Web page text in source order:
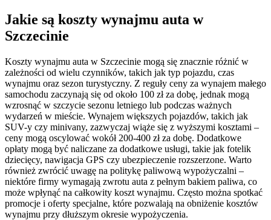
Jakie są koszty wynajmu auta w
Szczecinie
Koszty wynajmu auta w Szczecinie mogą się znacznie różnić w
zależności od wielu czynników, takich jak typ pojazdu, czas
wynajmu oraz sezon turystyczny. Z reguły ceny za wynajem małego
samochodu zaczynają się od około 100 zł za dobę, jednak mogą
wzrosnąć w szczycie sezonu letniego lub podczas ważnych
wydarzeń w mieście. Wynajem większych pojazdów, takich jak
SUV-y czy minivany, zazwyczaj wiąże się z wyższymi kosztami –
ceny mogą oscylować wokół 200-400 zł za dobę. Dodatkowe
opłaty mogą być naliczane za dodatkowe usługi, takie jak fotelik
dziecięcy, nawigacja GPS czy ubezpieczenie rozszerzone. Warto
również zwrócić uwagę na politykę paliwową wypożyczalni –
niektóre firmy wymagają zwrotu auta z pełnym bakiem paliwa, co
może wpłynąć na całkowity koszt wynajmu. Często można spotkać
promocje i oferty specjalne, które pozwalają na obniżenie kosztów
wynajmu przy dłuższym okresie wypożyczenia.